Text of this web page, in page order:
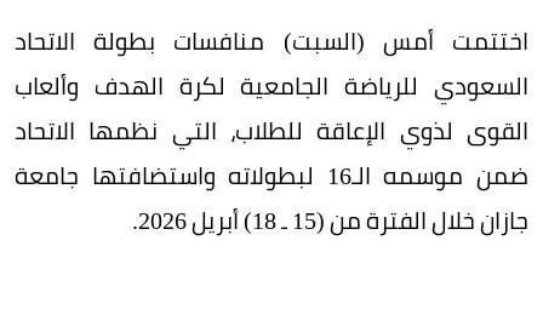
اختتمت أمس (السبت) منافسات بطولة الاتحاد
السعودي للرياضة الجامعية لكرة الهدف وألعاب
القوى لذوي الإعاقة للطلاب، التي نظمها الاتحاد
ضمن موسمه الـ16 لبطولاته واستضافتها جامعة
جازان خلال الفترة من (15 ـ 18) أبريل 2026.